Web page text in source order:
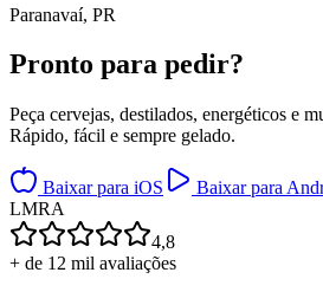
Paranavaí, PR
Pronto para pedir?
Peça cervejas, destilados, energéticos e
Rápido, fácil e sempre gelado.
Baixar para iOS
Baixar para
LMRA
4,8
+ de 12 mil avaliações